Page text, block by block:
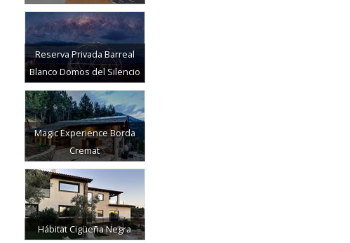
Reserva Privada Barreal
Blanco Domos del Silencio
Magic Experience Borda
Cremat
Hábitat Cigüeña Negra